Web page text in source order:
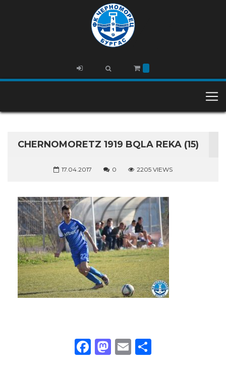
CHERNOMORETZ 1919 BQLA REKA (15)
17.04.2017 0 2205 VIEWS
Facebook
Mastodon
Email